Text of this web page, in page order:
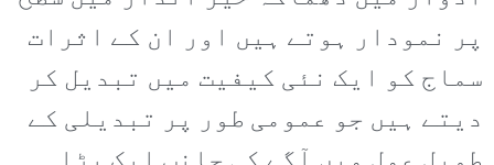
پر نمودار ہوتے ہیں اور ان کے اثرات
سماج کو ایک نئی کیفیت میں تبدیل کر
دیتے ہیں جو عمومی طور پر تبدیلی کے